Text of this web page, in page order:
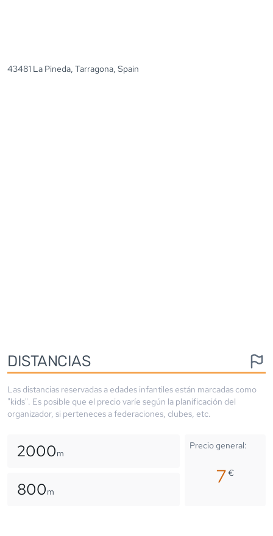
43481 La Pineda, Tarragona, Spain
DISTANCIAS
Las distancias reservadas a edades infantiles están marcadas como
"kids". Es posible que el precio varíe según la planificación del
organizador, si perteneces a federaciones, clubes, etc.
2000m
800m
Precio general:
7€